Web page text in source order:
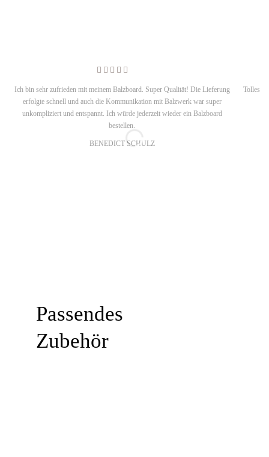
Ich bin sehr zufrieden mit meinem Balzboard. Super Qualität! Die Lieferung
erfolgte schnell und auch die Kommunikation mit Balzwerk war super
unkompliziert und entspannt. Ich würde jederzeit wieder ein Balzboard
bestellen.
BENEDICT SCHULZ
Tolles
Passendes
Zubehör